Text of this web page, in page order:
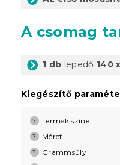
A csomag
1 db lepedő 140
Kiegészítő
? Termék színe
? Méret
? Grammsúly